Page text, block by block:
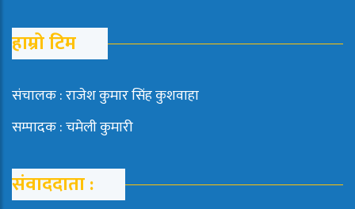
हाम्रो टिम
संचालक : राजेश कुमार सिंह कुशवाहा
सम्पादक : चमेली कुमारी
संवाददाता :